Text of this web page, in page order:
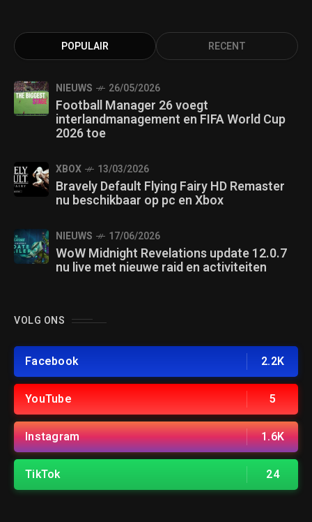
POPULAIR RECENT
NIEUWS 26/05/2026
Football Manager 26 voegt
interlandmanagement en FIFA World Cup
2026 toe
XBOX 13/03/2026
Bravely Default Flying Fairy HD Remaster
nu beschikbaar op pc en Xbox
NIEUWS 17/06/2026
WoW Midnight Revelations update 12.0.7
nu live met nieuwe raid en activiteiten
VOLG ONS
Facebook 2.2K
YouTube 5
Instagram 1.6K
TikTok 24